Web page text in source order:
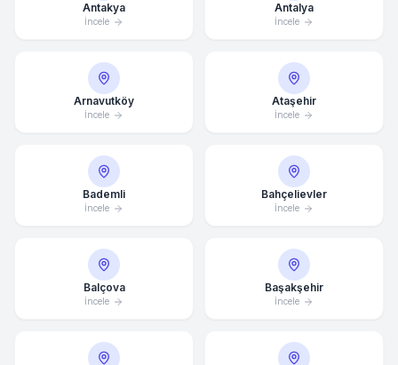
Antakya
İncele
Antalya
İncele
Arnavutköy
İncele
Ataşehir
İncele
Bademli
İncele
Bahçelievler
İncele
Balçova
İncele
Başakşehir
İncele